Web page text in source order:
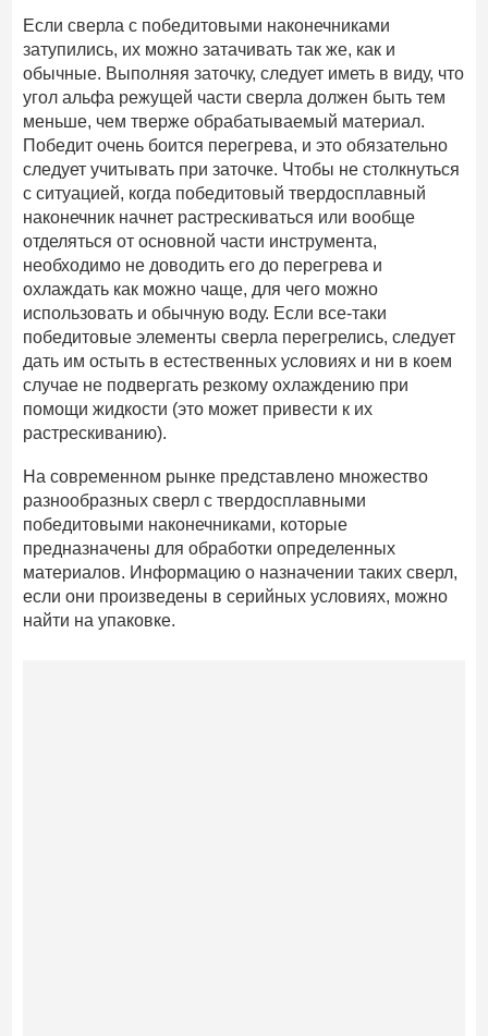
Если сверла с победитовыми наконечниками
затупились, их можно затачивать так же, как и
обычные. Выполняя заточку, следует иметь в виду, что
угол альфа режущей части сверла должен быть тем
меньше, чем тверже обрабатываемый материал.
Победит очень боится перегрева, и это обязательно
следует учитывать при заточке. Чтобы не столкнуться
с ситуацией, когда победитовый твердосплавный
наконечник начнет растрескиваться или вообще
отделяться от основной части инструмента,
необходимо не доводить его до перегрева и
охлаждать как можно чаще, для чего можно
использовать и обычную воду. Если все-таки
победитовые элементы сверла перегрелись, следует
дать им остыть в естественных условиях и ни в коем
случае не подвергать резкому охлаждению при
помощи жидкости (это может привести к их
растрескиванию).
На современном рынке представлено множество
разнообразных сверл с твердосплавными
победитовыми наконечниками, которые
предназначены для обработки определенных
материалов. Информацию о назначении таких сверл,
если они произведены в серийных условиях, можно
найти на упаковке.